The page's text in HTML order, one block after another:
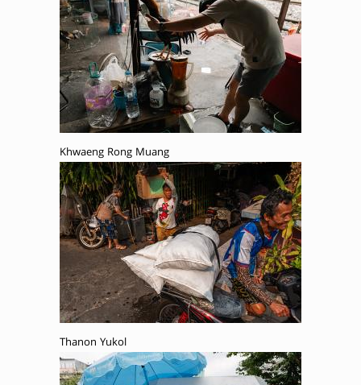
Khwaeng Rong Muang
Thanon Yukol